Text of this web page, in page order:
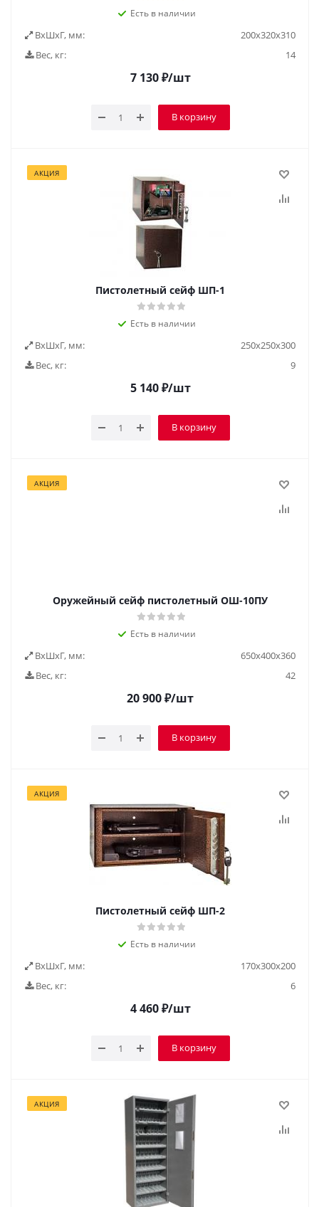
Есть в наличии
ВxШxГ, мм:
200х320х310
Вес, кг:
14
7 130₽/шт
В корзину
АКЦИЯ
Пистолетный сейф ШП-1
Есть в наличии
ВxШxГ, мм:
250х250х300
Вес, кг:
9
5 140₽/шт
В корзину
АКЦИЯ
Оружейный сейф пистолетный ОШ-10ПУ
Есть в наличии
ВxШxГ, мм:
650х400х360
Вес, кг:
42
20 900₽/шт
В корзину
АКЦИЯ
Пистолетный сейф ШП-2
Есть в наличии
ВxШxГ, мм:
170х300х200
Вес, кг:
6
4 460₽/шт
В корзину
АКЦИЯ